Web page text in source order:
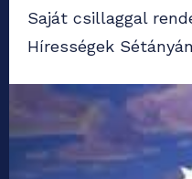
Saját csillaggal
Hírességek